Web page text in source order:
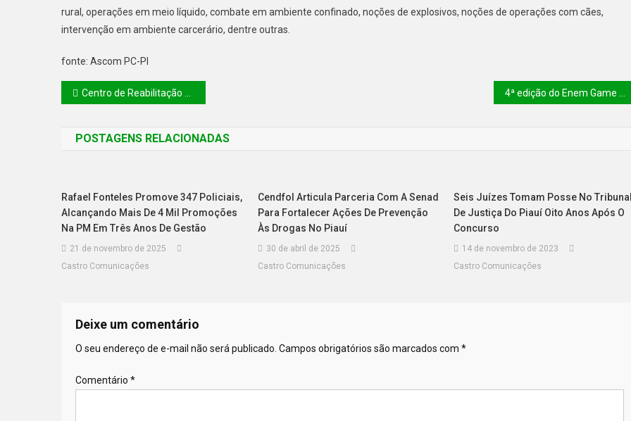
rural, operações em meio líquido, combate em ambiente confinado, noções de explosivos, noções de operações com cães,
intervenção em ambiente carcerário, dentre outras.
fonte: Ascom PC-PI
Centro de Reabilitação entrega cadeiras de rodas e reforça compromisso com a inclusão em Parnaíba
POSTAGENS RELACIONADAS
Rafael Fonteles Promove 347 Policiais,
Alcançando Mais De 4 Mil Promoções
Na PM Em Três Anos De Gestão
21 de novembro de 2025
Castro Comunicações
Cendfol Articula Parceria Com A Senad
Para Fortalecer Ações De Prevenção
Às Drogas No Piauí
30 de abril de 2025
Castro Comunicações
Seis Juízes Tomam Posse No
De Justiça Do Piauí Oito Anos Após O
Concurso
14 de novembro de 2023
Castro Comunicações
Deixe um comentário
O seu endereço de e-mail não será publicado. Campos obrigatórios são marcados com *
Comentário *